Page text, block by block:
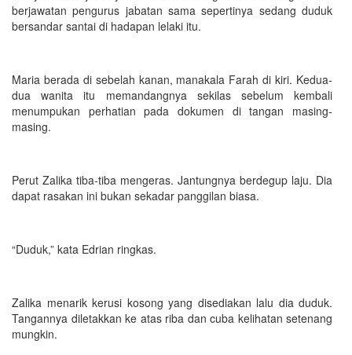
berjawatan pengurus jabatan sama sepertinya sedang duduk
bersandar santai di hadapan lelaki itu.
Maria berada di sebelah kanan, manakala Farah di kiri. Kedua-
dua wanita itu memandangnya sekilas sebelum kembali
menumpukan perhatian pada dokumen di tangan masing-
masing.
Perut Zalika tiba-tiba mengeras. Jantungnya berdegup laju. Dia
dapat rasakan ini bukan sekadar panggilan biasa.
“Duduk,” kata Edrian ringkas.
Zalika menarik kerusi kosong yang disediakan lalu dia duduk.
Tangannya diletakkan ke atas riba dan cuba kelihatan setenang
mungkin.